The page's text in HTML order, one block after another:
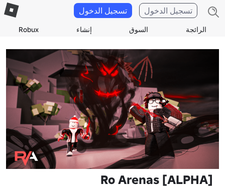
الرائجة السوق إنشاء Robux
تسجيل الدخول تسجيل الدخول
[ALPHA] Ro Arenas